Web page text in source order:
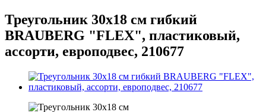
Треугольник 30х18 см гибкий
BRAUBERG "FLEX", пластиковый,
ассорти, европодвес, 210677